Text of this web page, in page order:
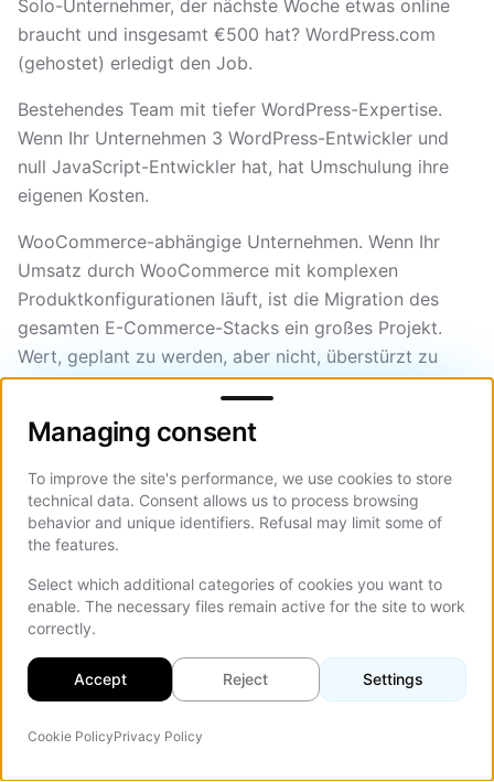
Solo-Unternehmer, der nächste Woche etwas online
braucht und insgesamt €500 hat? WordPress.com
(gehostet) erledigt den Job.
Bestehendes Team mit tiefer WordPress-Expertise.
Wenn Ihr Unternehmen 3 WordPress-Entwickler und
null JavaScript-Entwickler hat, hat Umschulung ihre
eigenen Kosten.
WooCommerce-abhängige Unternehmen. Wenn Ihr
Umsatz durch WooCommerce mit komplexen
Produktkonfigurationen läuft, ist die Migration des
gesamten E-Commerce-Stacks ein großes Projekt.
Wert, geplant zu werden, aber nicht, überstürzt zu
werden.
Aber jedes dieser Szenarien hat ein Verfallsdatum. Der
Budget expandiert. Das Team stellt neue Entwickler
ein, die React kennen. Die WooCommerce-Website
braucht Funktionen, die die Plattform nicht unterstützt.
WordPress funktioniert als Ausgangspunkt. Es wird
schwieriger, ihn als dauerhafte Wahl zu rechtfertigen.
KI-gestützte Workflows:
WordPress-Plugins vs native
Managing consent
Managing consent
To improve the site's performance, we use cookies to store
technical data. Consent allows us to process browsing
behavior and unique identifiers. Refusal may limit some of
the features.
Select which additional categories of cookies you want to
enable. The necessary files remain active for the site to work
correctly.
Accept Reject Settings
Cookie PolicyPrivacy Policy